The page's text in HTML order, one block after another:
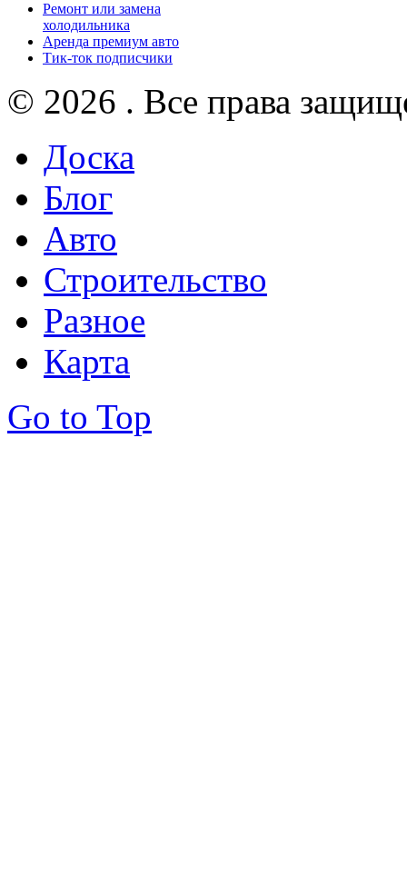
Ремонт или замена
холодильника
Аренда премиум авто
Тик-ток подписчики
© 2026 . Все права
Доска
Блог
Авто
Строительство
Разное
Карта
Go to Top